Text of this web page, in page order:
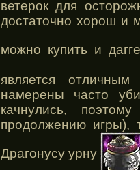
ветерок для
достаточно хорош и
можно купить и
является
намерены часто
качнулись,
продолжению игры),
Драгонусу урну